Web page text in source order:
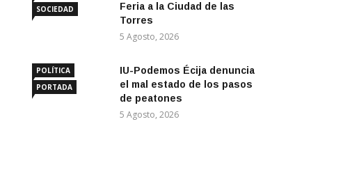
SOCIEDAD
Feria a la Ciudad de las
Torres
5 Agosto, 2026
POLÍTICA
PORTADA
IU-Podemos Écija denuncia
el mal estado de los pasos
de peatones
5 Agosto, 2026